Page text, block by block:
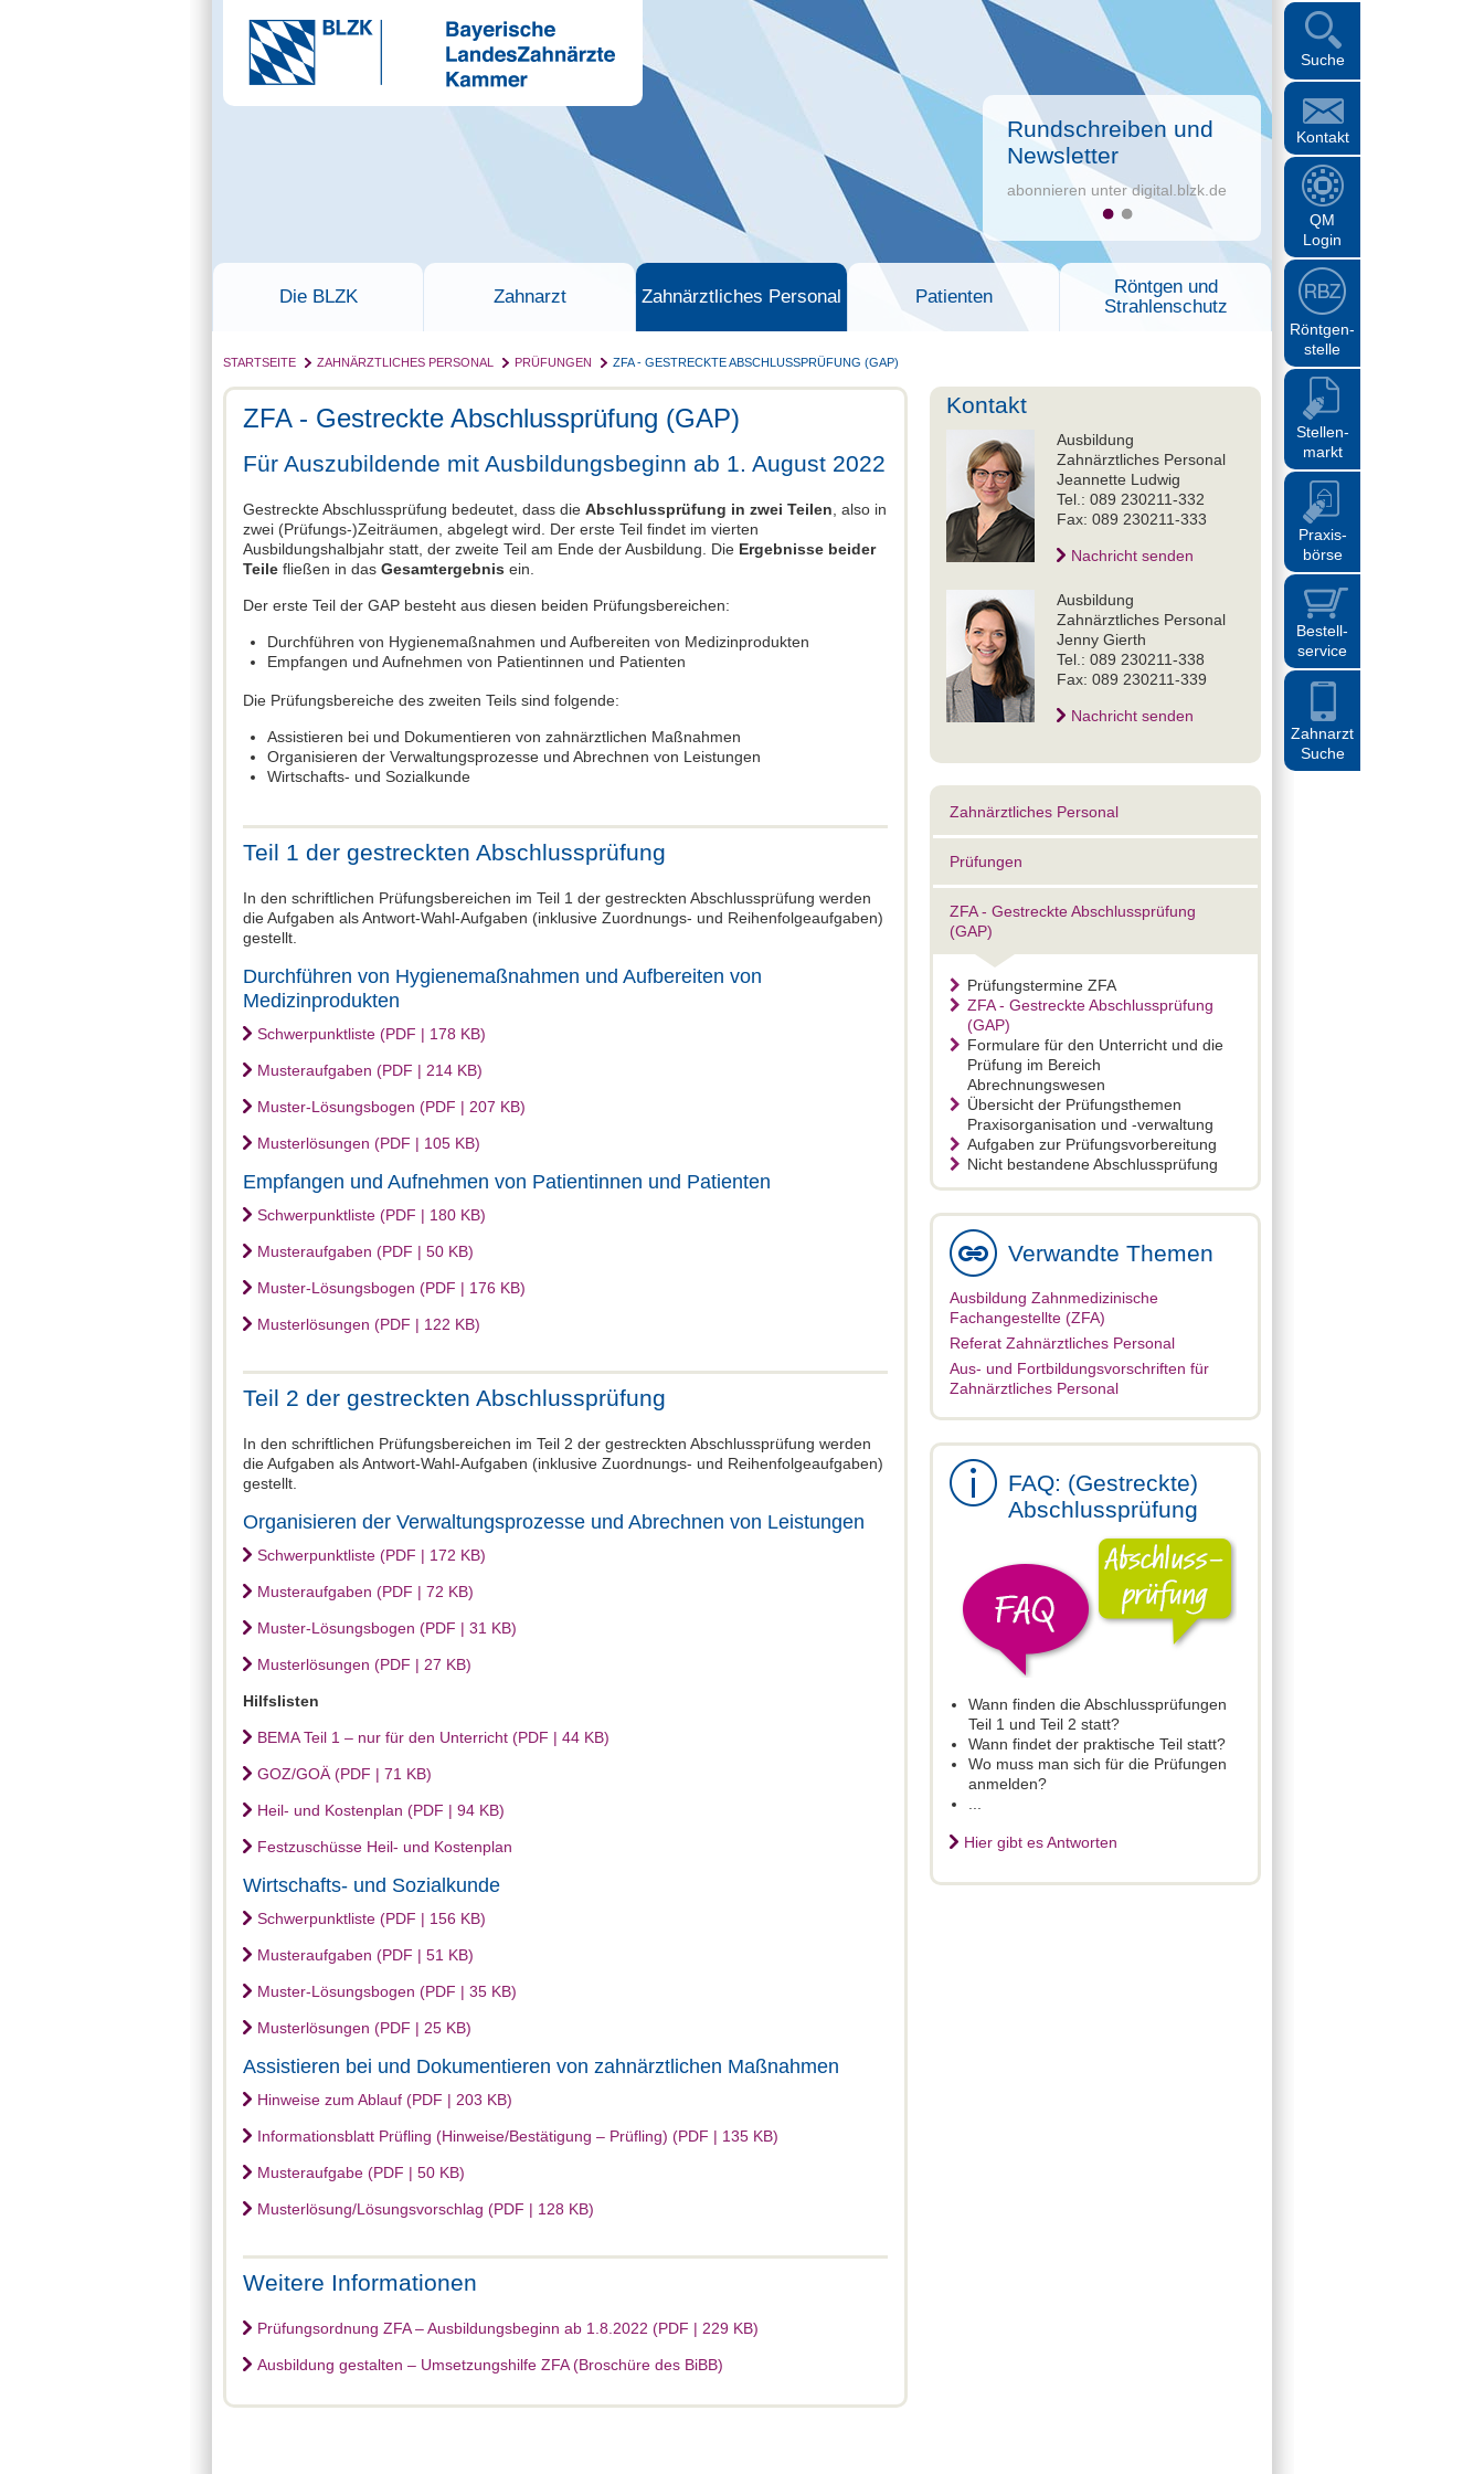
Suche
Kontakt
QM
Login
Röntgen-
stelle
Stellen-
markt
Praxis-
börse
Bestell-
service
Zahnarzt
Suche
Rundschreiben und
Newsletter
abonnieren unter digital.blzk.de
Die BLZK Zahnarzt Zahnärztliches Personal Patienten
Röntgen und
Strahlenschutz
STARTSEITE ZAHNÄRZTLICHES PERSONAL PRÜFUNGEN ZFA - GESTRECKTE ABSCHLUSSPRÜFUNG (GAP)
ZFA - Gestreckte Abschlussprüfung (GAP)
Für Auszubildende mit Ausbildungsbeginn ab 1. August 2022
Gestreckte Abschlussprüfung bedeutet, dass die Abschlussprüfung in zwei Teilen , also in
zwei (Prüfungs-)Zeiträumen, abgelegt wird. Der erste Teil findet im vierten
Ausbildungshalbjahr statt, der zweite Teil am Ende der Ausbildung. Die Ergebnisse beider
Teile fließen in das Gesamtergebnis ein.
Der erste Teil der GAP besteht aus diesen beiden Prüfungsbereichen:
Durchführen von Hygienemaßnahmen und Aufbereiten von Medizinprodukten
Empfangen und Aufnehmen von Patientinnen und Patienten
Die Prüfungsbereiche des zweiten Teils sind folgende:
Assistieren bei und Dokumentieren von zahnärztlichen Maßnahmen
Organisieren der Verwaltungsprozesse und Abrechnen von Leistungen
Wirtschafts- und Sozialkunde
Teil 1 der gestreckten Abschlussprüfung
In den schriftlichen Prüfungsbereichen im Teil 1 der gestreckten Abschlussprüfung werden
die Aufgaben als Antwort-Wahl-Aufgaben (inklusive Zuordnungs- und Reihenfolgeaufgaben)
gestellt.
Durchführen von Hygienemaßnahmen und Aufbereiten von
Medizinprodukten
Schwerpunktliste (PDF | 178 KB)
Musteraufgaben (PDF | 214 KB)
Muster-Lösungsbogen (PDF | 207 KB)
Musterlösungen (PDF | 105 KB)
Empfangen und Aufnehmen von Patientinnen und Patienten
Schwerpunktliste (PDF | 180 KB)
Musteraufgaben (PDF | 50 KB)
Muster-Lösungsbogen (PDF | 176 KB)
Musterlösungen (PDF | 122 KB)
Teil 2 der gestreckten Abschlussprüfung
In den schriftlichen Prüfungsbereichen im Teil 2 der gestreckten Abschlussprüfung werden
die Aufgaben als Antwort-Wahl-Aufgaben (inklusive Zuordnungs- und Reihenfolgeaufgaben)
gestellt.
Organisieren der Verwaltungsprozesse und Abrechnen von Leistungen
Schwerpunktliste (PDF | 172 KB)
Musteraufgaben (PDF | 72 KB)
Muster-Lösungsbogen (PDF | 31 KB)
Musterlösungen (PDF | 27 KB)
Hilfslisten
BEMA Teil 1 – nur für den Unterricht (PDF | 44 KB)
GOZ/GOÄ (PDF | 71 KB)
Heil- und Kostenplan (PDF | 94 KB)
Festzuschüsse Heil- und Kostenplan
Wirtschafts- und Sozialkunde
Schwerpunktliste (PDF | 156 KB)
Musteraufgaben (PDF | 51 KB)
Muster-Lösungsbogen (PDF | 35 KB)
Musterlösungen (PDF | 25 KB)
Assistieren bei und Dokumentieren von zahnärztlichen Maßnahmen
Hinweise zum Ablauf (PDF | 203 KB)
Informationsblatt Prüfling (Hinweise/Bestätigung – Prüfling) (PDF | 135 KB)
Musteraufgabe (PDF | 50 KB)
Musterlösung/Lösungsvorschlag (PDF | 128 KB)
Weitere Informationen
Prüfungsordnung ZFA – Ausbildungsbeginn ab 1.8.2022 (PDF | 229 KB)
Ausbildung gestalten – Umsetzungshilfe ZFA (Broschüre des BiBB)
Kontakt
Ausbildung
Zahnärztliches Personal
Jeannette Ludwig
Tel.: 089 230211-332
Fax: 089 230211-333
Nachricht senden
Ausbildung
Zahnärztliches Personal
Jenny Gierth
Tel.: 089 230211-338
Fax: 089 230211-339
Nachricht senden
Zahnärztliches Personal
Prüfungen
ZFA - Gestreckte Abschlussprüfung
(GAP)
Prüfungstermine ZFA
ZFA - Gestreckte Abschlussprüfung
(GAP)
Formulare für den Unterricht und die
Prüfung im Bereich
Abrechnungswesen
Übersicht der Prüfungsthemen
Praxisorganisation und -verwaltung
Aufgaben zur Prüfungsvorbereitung
Nicht bestandene Abschlussprüfung
Verwandte Themen
Ausbildung Zahnmedizinische
Fachangestellte (ZFA)
Referat Zahnärztliches Personal
Aus- und Fortbildungsvorschriften für
Zahnärztliches Personal
FAQ: (Gestreckte)
Abschlussprüfung
Wann finden die Abschlussprüfungen
Teil 1 und Teil 2 statt?
Wann findet der praktische Teil statt?
Wo muss man sich für die Prüfungen
anmelden?
Hier gibt es Antworten